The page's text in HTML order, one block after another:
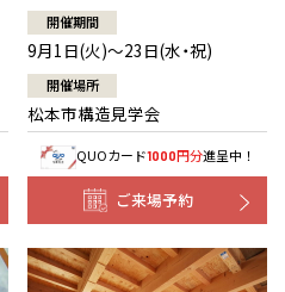
開催期間
9月1日(火)～23日(水・祝)
開催場所
松本市構造見学会
QUOカード1000円分進呈中！
ご来場予約